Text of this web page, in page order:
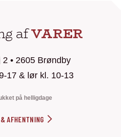
afVARER
• 2605 Brøndby
17 & lør kl. 10-13
på helligdage
AFHENTNING